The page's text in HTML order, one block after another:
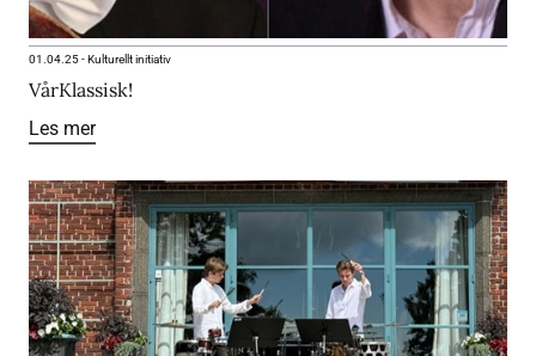
01.04.25-Kulturellt initiativ
VårKlassisk!
Les mer